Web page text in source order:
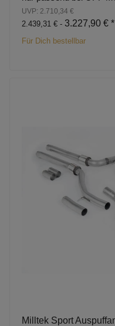
UVP: 2.710,34 €
2.439,31 € - 3.227,90 € *
Für Dich bestellbar
Milltek Sport